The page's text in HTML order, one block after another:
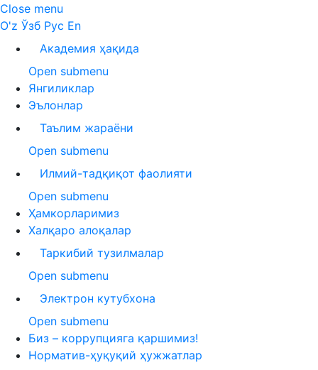
Close menu
O'z Ўзб Рус En
Академия ҳақида
Open submenu
Янгиликлар
Эълонлар
Таълим жараёни
Open submenu
Илмий-тадқиқот фаолияти
Open submenu
Ҳамкорларимиз
Халқаро алоқалар
Таркибий тузилмалар
Open submenu
Электрон кутубхона
Open submenu
Биз – коррупцияга қаршимиз!
Норматив-ҳуқуқий ҳужжатлар